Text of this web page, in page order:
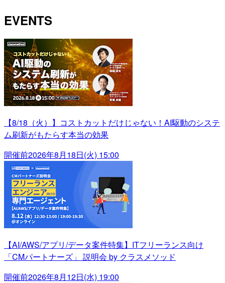
EVENTS
【8/18（火）】コストカットだけじゃない！AI駆動のシステ
ム刷新がもたらす本当の効果
開催前2026年8月18日(火) 15:00
【AI/AWS/アプリ/データ案件特集】ITフリーランス向け
「CMパートナーズ」 説明会 by クラスメソッド
開催前2026年8月12日(水) 19:00